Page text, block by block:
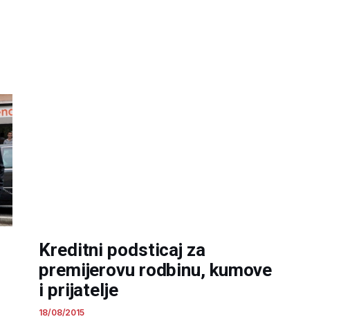
Kreditni podsticaj za
premijerovu rodbinu, kumove
i prijatelje
18/08/2015